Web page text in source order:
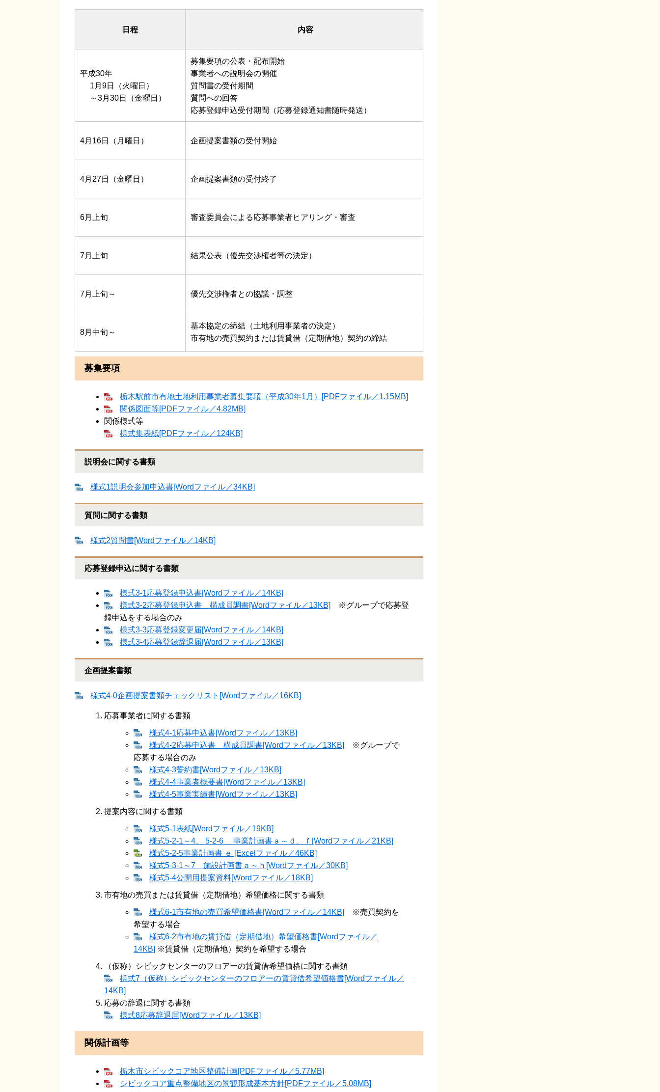
日程 内容
平成30年
1月9日（火曜日）
～3月30日（金曜日）
募集要項の公表・配布開始
事業者への説明会の開催
質問書の受付期間
質問への回答
応募登録申込受付期間（応募登録通知書随時発送）
4月16日（月曜日） 企画提案書類の受付開始
4月27日（金曜日） 企画提案書類の受付終了
6月上旬 審査委員会による応募事業者ヒアリング・審査
7月上旬 結果公表（優先交渉権者等の決定）
7月上旬～ 優先交渉権者との協議・調整
8月中旬～
基本協定の締結（土地利用事業者の決定）
市有地の売買契約または賃貸借（定期借地）契約の締結
募集要項
栃木駅前市有地土地利用事業者募集要項（平成30年1月）[PDFファイル／1.15MB]
関係図面等[PDFファイル／4.82MB]
関係様式等
様式集表紙[PDFファイル／124KB]
説明会に関する書類
様式1説明会参加申込書[Wordファイル／34KB]
質問に関する書類
様式2質問書[Wordファイル／14KB]
応募登録申込に関する書類
様式3‐1応募登録申込書[Wordファイル／14KB]
様式3‐2応募登録申込書 構成員調書[Wordファイル／13KB]
※グループで応募登
録申込をする場合のみ
様式3‐3応募登録変更届[Wordファイル／14KB]
様式3‐4応募登録辞退届[Wordファイル／13KB]
企画提案書類
様式4‐0企画提案書類チェックリスト[Wordファイル／16KB]
応募事業者に関する書類
様式4‐1応募申込書[Wordファイル／13KB]
様式4‐2応募申込書 構成員調書[Wordファイル／13KB]
※グループで
応募する場合のみ
様式4‐3誓約書[Wordファイル／13KB]
様式4‐4事業者概要書[Wordファイル／13KB]
様式4‐5事業実績書[Wordファイル／13KB]
提案内容に関する書類
様式5‐1表紙[Wordファイル／19KB]
様式5‐2‐1～4、 5‐2‐6 事業計画書ａ～ｄ、ｆ[Wordファイル／21KB]
様式5‐2‐5事業計画書 ｅ [Excelファイル／46KB]
様式5‐3‐1～7 施設計画書ａ～ｈ[Wordファイル／30KB]
様式5‐4公開用提案資料[Wordファイル／18KB]
市有地の売買または賃貸借（定期借地）希望価格に関する書類
様式6‐1市有地の売買希望価格書[Wordファイル／14KB]
※売買契約を
希望する場合
様式6‐2市有地の賃貸借（定期借地）希望価格書[Wordファイル／
14KB] ※賃貸借（定期借地）契約を希望する場合
（仮称）シビックセンターのフロアーの賃貸借希望価格に関する書類
様式7（仮称）シビックセンターのフロアーの賃貸借希望価格書[Wordファイル／
14KB]
応募の辞退に関する書類
様式8応募辞退届[Wordファイル／13KB]
関係計画等
栃木市シビックコア地区整備計画[PDFファイル／5.77MB]
シビックコア重点整備地区の景観形成基本方針[PDFファイル／5.08MB]